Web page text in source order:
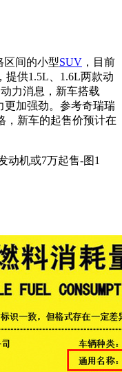
区间的小型SUV ， 目前
，提供1.5L、1.6L两款动
力消息，新车搭载
更加强劲。参考奇瑞瑞
，新车的起售价预计在